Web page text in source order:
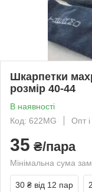
Шкарпетки
розмір 40-44
В наявності
Код: 622MG
Опт і
35 ₴/пара
Мінімальна сума
30 ₴ від 12 пар